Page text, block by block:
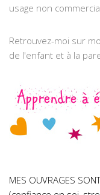
usage non
Retrouvez-moi sur
de l'enfant et à la
MES OUVRAGES